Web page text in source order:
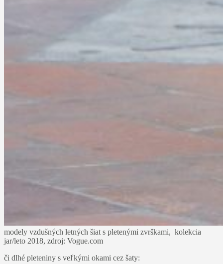
modely vzdušných letných šiat s pletenými zvrškami, kolekcia
jar/leto 2018, zdroj: Vogue.com
či dlhé pleteniny s veľkými okami cez šaty: